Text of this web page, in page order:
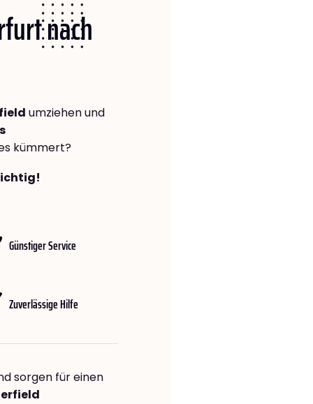
nach
umziehen und
kümmert?
Günstiger Service
Zuverlässige Hilfe
sorgen für einen